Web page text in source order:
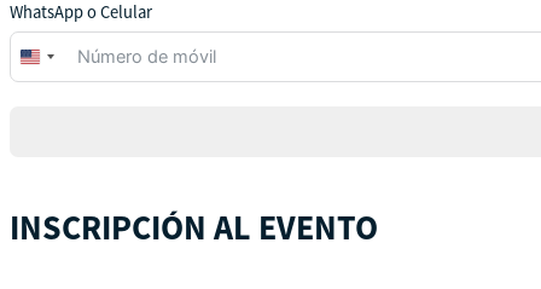
WhatsApp o Celular
United
States
INSCRIPCIÓN AL EVENTO